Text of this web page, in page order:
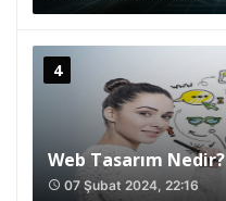
Web Tasarım Nedir?
access_time 07 Şubat 2024, 22:16